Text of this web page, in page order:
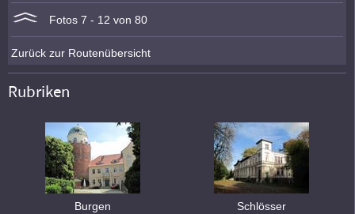
Fotos 7 - 12 von 80
Zurück zur Routenübersicht
Rubriken
Burgen Schlösser